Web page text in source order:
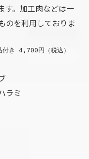
す。加工肉などは一
のを利用しておりま
き 4,700円（税込）
ラミ